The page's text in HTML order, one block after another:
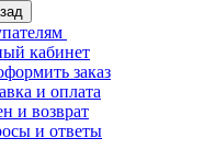
кабинет
заказ
и оплата
и возврат
и ответы